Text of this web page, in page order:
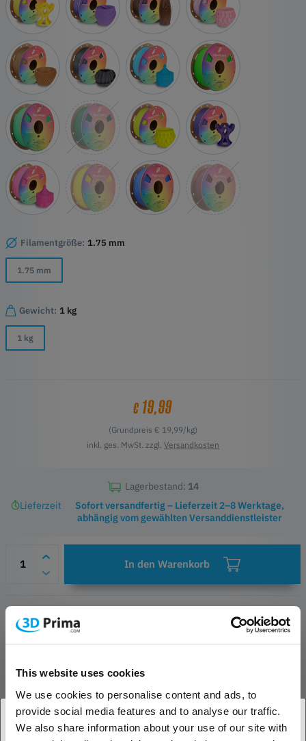
This website uses cookies
We use cookies to personalise content and ads, to
provide social media features and to analyse our traffic.
We also share information about your use of our site with
Filamentgröße: 1.75 mm
1.75 mm
Gewicht: 1 kg
1 kg
€ 19,99
(Grundpreis € 19,99/kg)
inkl. ges. MwSt. zzgl. Versandkosten
Lagerbestand: 14
Lieferzeit
Sofort versandfertig – Lieferzeit 2–8 Werktage,
abhängig vom gewählten Versanddienstleister
In den Warenkorb
Herstellerinformationen
Panchroma Matte ist ein einfach zu verwendendes Filament aus